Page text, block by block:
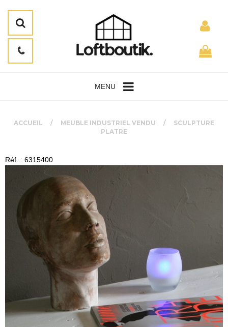
MENU
ACCUEIL MEUBLE INDUSTRIEL VENDU
SCULPTURE
PLATRE
Réf. : 6315400